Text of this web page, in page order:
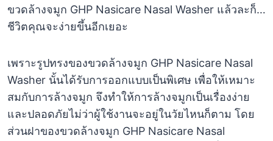
ขวดล้างจมูก GHP Nasicare Nasal Washer แล้วละก็…
ชีวิตคุณจะง่ายขึ้นอีกเยอะ
เพราะรูปทรงของขวดล้างจมูก GHP Nasicare Nasal
Washer นั้นได้รับการออกแบบเป็นพิเศษ เพื่อให้เหมาะ
สมกับการล้างจมูก จึงทำให้การล้างจมูกเป็นเรื่องง่าย
และปลอดภัยไม่ว่าผู้ใช้งานจะอยู่ในวัยไหนก็ตาม โดย
ส่วนฝาของขวดล้างจมูก GHP Nasicare Nasal